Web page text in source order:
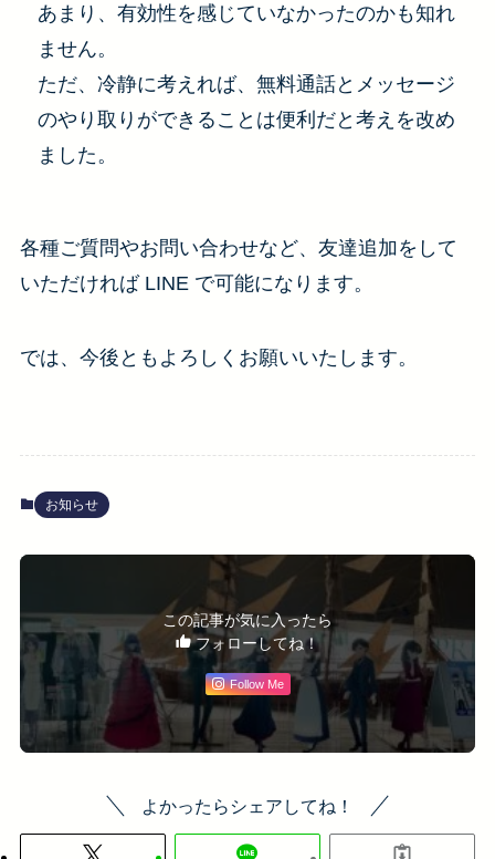
あまり、有効性を感じていなかったのかも知れ
ません。
ただ、冷静に考えれば、無料通話とメッセージ
のやり取りができることは便利だと考えを改め
ました。
各種ご質問やお問い合わせなど、友達追加をして
いただければ LINE で可能になります。
では、今後ともよろしくお願いいたします。
お知らせ
この記事が気に入ったら
フォローしてね！
Follow Me
よかったらシェアしてね！